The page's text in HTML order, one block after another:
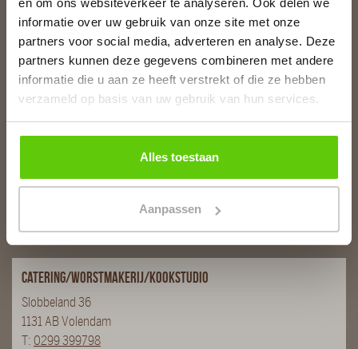
en om ons websiteverkeer te analyseren. Ook delen we
informatie over uw gebruik van onze site met onze
partners voor social media, adverteren en analyse. Deze
partners kunnen deze gegevens combineren met andere
informatie die u aan ze heeft verstrekt of die ze hebben
verzameld op basis van uw gebruik van hun services.
Alles toestaan
Aanpassen
info@runderkamp.nl
De Stient 14A
T:0299 366563
Catering/Worstmakerij/Kookstudio
Slobbeland 36
1131 AB Volendam
T: 0299 399798